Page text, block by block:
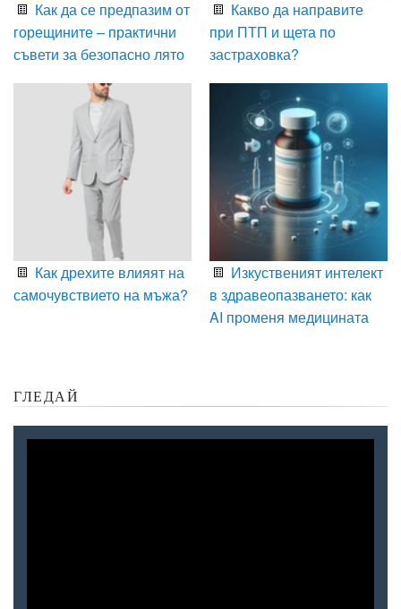
Как да се предпазим от
горещините – практични
съвети за безопасно лято
Какво да направите
при ПТП и щета по
застраховка?
Как дрехите влияят на
самочувствието на мъжа?
Изкуственият интелект
в здравеопазването: как
AI променя медицината
ГЛЕДАЙ